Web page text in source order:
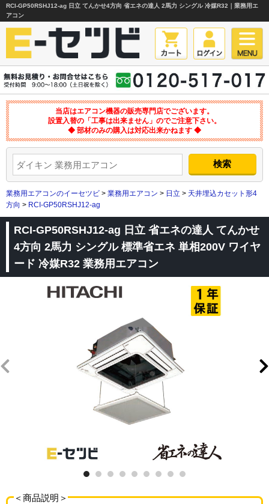
RCI-GP50RSHJ12-ag 日立 てんかせ4方向 省エネの達人 2馬力 シングル 冷媒R32｜業務用エ
アコン
当店はエアコン機器の販売専門店でございます。
設置入替の「工事は出来ません」のでご注意下さい。
◆ 部材のみの購入は対応出来かねます ◆
業務用エアコンのイーセツビ > 業務用エアコン > 日立 > 天井埋込カセット形4
方向 > RCI-GP50RSHJ12-ag
RCI-GP50RSHJ12-ag 日立 省エネの達人 てんかせ
4方向 2馬力 シングル 標準省エネ 単相200V ワイヤ
ード 冷媒R32 業務用エアコン
＜商品説明＞